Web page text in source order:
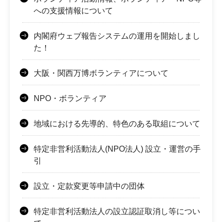
への支援情報について
内閣府ウェブ報告システムの運用を開始しまし
た！
大阪・関西万博ボランティアについて
NPO・ボランティア
地域における先導的、特色のある取組について
特定非営利活動法人(NPO法人) 設立・運営の手
引
設立・定款変更等申請中の団体
特定非営利活動法人の設立認証取消し等につい